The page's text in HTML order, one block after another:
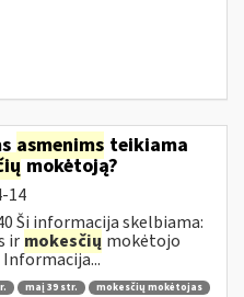
asmenims teikiama
mokėtoją?
14
Ši informacija skelbiama:
ir mokesčių mokėtojo
maį 39 str.
mokesčių mokėtojas